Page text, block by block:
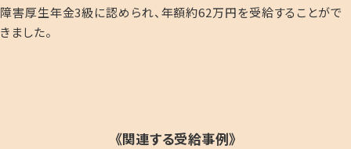
障害厚生年金3級に認められ、年額約62万円を受給することがで
きました。
《関連する受給事例》